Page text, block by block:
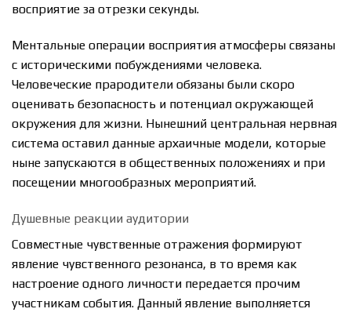
восприятие за отрезки секунды.
Ментальные операции восприятия атмосферы связаны
с историческими побуждениями человека.
Человеческие прародители обязаны были скоро
оценивать безопасность и потенциал окружающей
окружения для жизни. Нынешний центральная нервная
система оставил данные архаичные модели, которые
ныне запускаются в общественных положениях и при
посещении многообразных мероприятий.
Душевные реакции аудитории
Совместные чувственные отражения формируют
явление чувственного резонанса, в то время как
настроение одного личности передается прочим
участникам события. Данный явление выполняется